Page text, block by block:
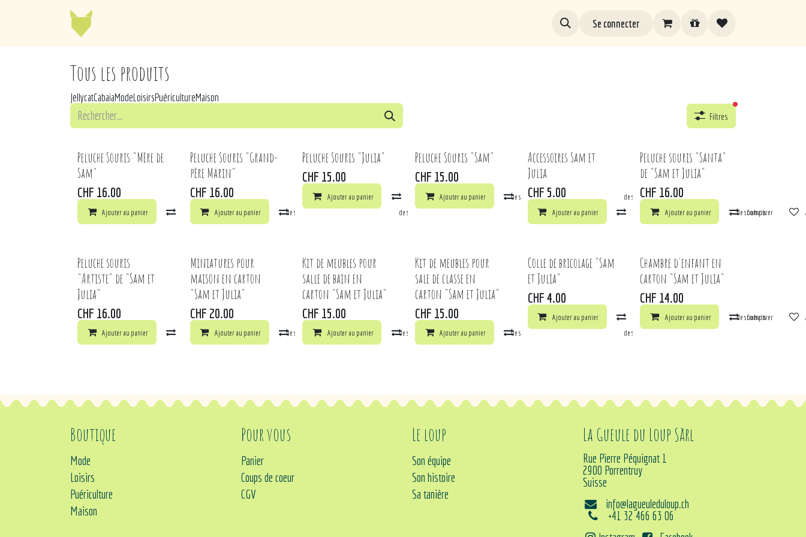
Se connecter
Tous les produits
JellycatCabaiaModeLoisirsPuéricultureMaison
Filtres
Peluche Souris "Mère de
Sam"
CHF 16.00
Ajouter au panier Comparer Ajouter à la liste de souhaits
Peluche Souris "Grand-
père Marin"
CHF 16.00
Ajouter au panier Ajouter à la liste de souhaits
Peluche Souris "Julia"
CHF 15.00
Ajouter au panier Comparer Ajouter à la liste de souhaits
Peluche Souris "Sam"
CHF 15.00
Ajouter au panier Comparer Ajouter à la liste de souhaits
Accessoires Sam et
Julia
CHF 5.00
Ajouter au panier Comparer Ajouter à la liste de souhaits
Peluche souris "Santa"
de "Sam et Julia"
CHF 16.00
Ajouter au panier Comparer
Peluche souris
"Artiste" de "Sam et
Julia"
CHF 16.00
Ajouter au panier Comparer Ajouter à la liste de souhaits
Miniatures pour
maison en carton
"Sam et Julia"
CHF 20.00
Ajouter au panier Comparer Ajouter à la liste de souhaits
Kit de meubles pour
salle de bain en
carton "Sam et Julia"
CHF 15.00
Ajouter au panier Comparer Ajouter à la liste de souhaits
Kit de meubles pour
sale de classe en
carton "Sam et Julia"
CHF 15.00
Ajouter au panier Ajouter à la liste de souhaits
Colle de bricolage "Sam
et Julia"
CHF 4.00
Ajouter au panier Comparer Ajouter à la liste de souhaits
Chambre d'enfant en
carton "Sam et Julia"
CHF 14.00
Ajouter au panier Comparer
Boutique
Mode
Loisirs
Puériculture
Maison
Pour vous
Panier
Coups de coeur
CGV
Le loup
Son équipe
Son histoire
Sa tanière
La Gueule du Loup Sàrl
Rue Pierre Péquignat 1
2900 Porrentruy
Suisse
info@lagueuleduloup.ch
+41 32 466 63 06